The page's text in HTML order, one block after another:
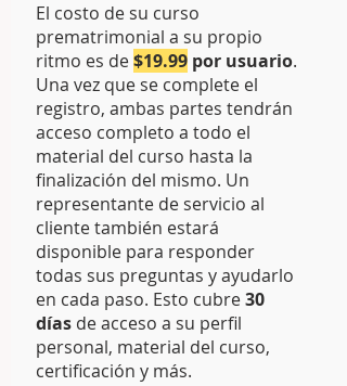
El costo de su curso
prematrimonial a su propio
ritmo es de$19.99 por usuario.
Una vez que se complete el
registro, ambas partes tendrán
acceso completo a todo el
material del curso hasta la
finalización del mismo. Un
representante de servicio al
cliente también estará
disponible para responder
todas sus preguntas y ayudarlo
en cada paso. Esto cubre30
días de acceso a su perfil
personal, material del curso,
certificación y más.